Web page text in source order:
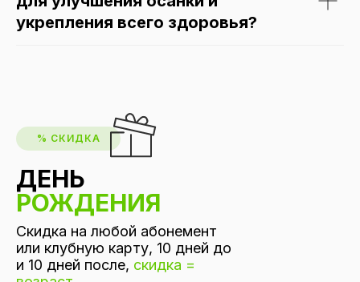
Дарья
В LIVEBODY я как дома
укрепления всего здоровья?
ДЕНЬ
РОЖДЕНИЯ
Скидка на любой абонемент
или клубную карту, 10 дней до
и 10 дней после, скидка =
% СКИДКА